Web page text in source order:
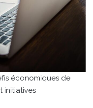
économiques de
initiatives